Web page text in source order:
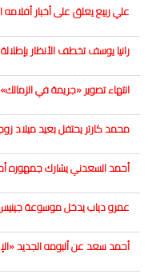
علي ربيع يعلق على أخبار
رانيا يوسف تخطف الأنظار
انتهاء تصوير «جريمة في
محمد كارتر يحتفل بعيد ميلاد
أحمد السعدني يشارك جمهوره
عمرو دياب يدخل موسوعة جينيس بعد
أحمد سعد عن ألبومه الجديد